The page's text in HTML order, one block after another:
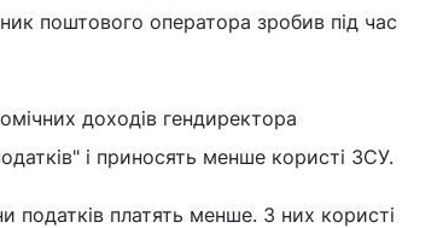
поштового оператора зробив під час
доходів гендиректора
і приносять менше користі ЗСУ.
податків платять менше. З них користі